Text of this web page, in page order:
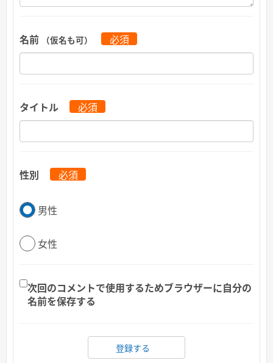
名前 （仮名も可） 必須
タイトル 必須
性別 必須
男性
女性
次回のコメントで使用するためブラウザーに自分の
名前を保存する